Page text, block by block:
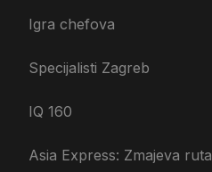
Igra chefova
Specijalisti Zagreb
IQ 160
Asia Express: Zmajeva ruta